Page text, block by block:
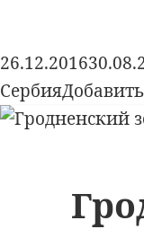
Опубликовано
26.12.2016
Сербия